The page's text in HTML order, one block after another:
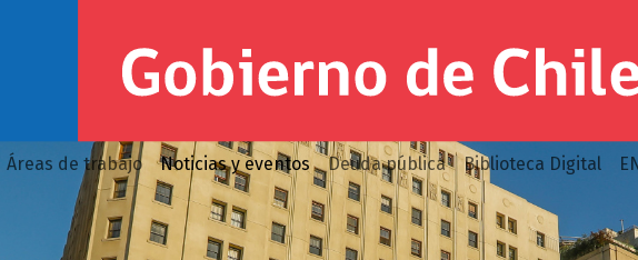
Áreas de trabajo Noticias y eventos Deuda pública Biblioteca Digital